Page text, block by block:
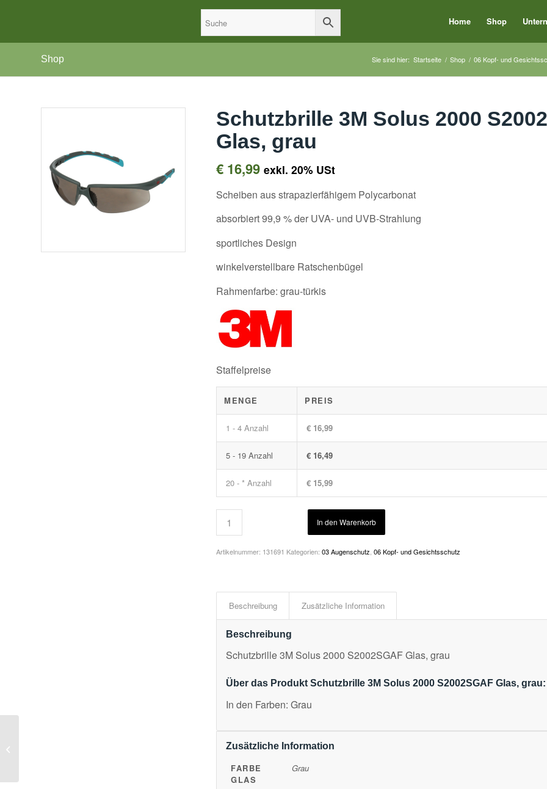
Home Shop
Shop Sie sind hier: Startseite / Shop / 06 Kopf- und
Schutzbrille 3M Solus 2000
Glas, grau
€ 16,99 exkl. 20% USt
Scheiben aus strapazierfähigem Polycarbonat
absorbiert 99,9 % der UVA- und UVB-Strahlung
sportliches Design
winkelverstellbare Ratschenbügel
Rahmenfarbe: grau-türkis
Staffelpreise
MENGE PREIS
1 - 4 Anzahl € 16,99
5 - 19 Anzahl € 16,49
20 - * Anzahl € 15,99
In den Warenkorb
Artikelnummer: 131691 Kategorien:03 Augenschutz ,06 Kopf- und Gesichtsschutz
Beschreibung Zusätzliche Information
Beschreibung
Schutzbrille 3M Solus 2000 S2002SGAF Glas, grau
Über das Produkt Schutzbrille 3M Solus 2000 S2002SGAF Glas, grau:
In den Farben: Grau
Zusätzliche Information
FARBE
GLAS
Grau